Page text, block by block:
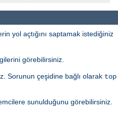
yol açtığını saptamak istediğiniz
görebilirsiniz.
Sorunun çeşidine bağlı olarak top
sunulduğunu görebilirsiniz.